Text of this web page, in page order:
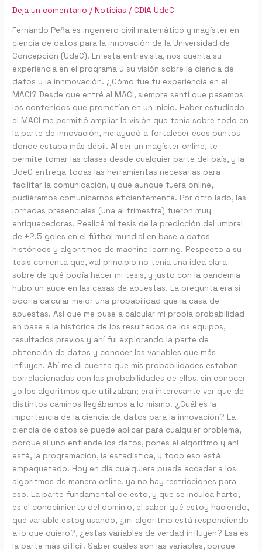
Deja un comentario /Noticias /CDIA UdeC
Fernando Peña es ingeniero civil matemático y magíster en
ciencia de datos para la innovación de la Universidad de
Concepción (UdeC). En esta entrevista, nos cuenta su
experiencia en el programa y su visión sobre la ciencia de
datos y la innmovación. ¿Cómo fue tu experiencia en el
MACI? Desde que entré al MACI, siempre sentí que pasamos
los contenidos que prometían en un inicio. Haber estudiado
el MACI me permitió ampliar la visión que tenía sobre todo en
la parte de innovación, me ayudó a fortalecer esos puntos
donde estaba más débil. Al ser un magíster online, te
permite tomar las clases desde cualquier parte del país, y la
UdeC entrega todas las herramientas necesarias para
facilitar la comunicación, y que aunque fuera online,
pudiéramos comunicarnos eficientemente. Por otro lado, las
jornadas presenciales (una al trimestre) fueron muy
enriquecedoras. Realicé mi tesis de la predicción del umbral
de +2.5 goles en el fútbol mundial en base a datos
históricos y algoritmos de machine learning. Respecto a su
tesis comenta que, «al principio no tenía una idea clara
sobre de qué podía hacer mi tesis, y justo con la pandemia
hubo un auge en las casas de apuestas. La pregunta era si
podría calcular mejor una probabilidad que la casa de
apuestas. Así que me puse a calcular mi propia probabilidad
en base a la histórica de los resultados de los equipos,
resultados previos y ahí fui explorando la parte de
obtención de datos y conocer las variables que más
influyen. Ahí me di cuenta que mis probabilidades estaban
correlacionadas con las probabilidades de ellos, sin conocer
yo los algoritmos que utilizaban; era interesante ver que de
distintos caminos llegábamos a lo mismo. ¿Cuál es la
importancia de la ciencia de datos para la innovación? La
ciencia de datos se puede aplicar para cualquier problema,
porque si uno entiende los datos, pones el algoritmo y ahí
está, la programación, la estadística, y todo eso está
empaquetado. Hoy en día cualquiera puede acceder a los
algoritmos de manera online, ya no hay restricciones para
eso. La parte fundamental de esto, y que se inculca harto,
es el conocimiento del dominio, el saber qué estoy haciendo,
qué variable estoy usando, ¿mi algoritmo está respondiendo
a lo que quiero?, ¿estas variables de verdad influyen? Esa es
la parte más difícil. Saber cuáles son las variables, porque